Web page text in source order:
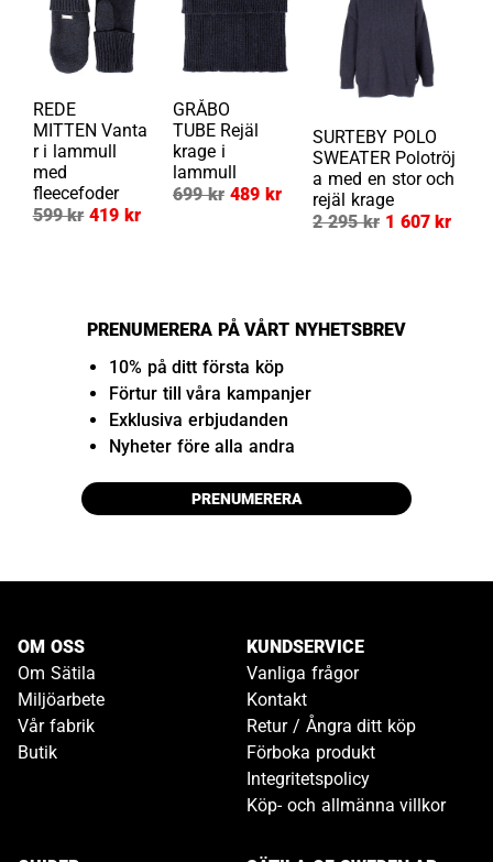
REDE
MITTEN Vanta
r i lammull
med
fleecefoder
419 kr
599 kr
GRÅBO
TUBE Rejäl
krage i
lammull
489 kr
699 kr
SURTEBY POLO
SWEATER Polotröj
a med en stor och
rejäl krage
1 607 kr
2 295 kr
PRENUMERERA PÅ VÅRT NYHETSBREV
10% på ditt första köp
Förtur till våra kampanjer
Exklusiva erbjudanden
Nyheter före alla andra
PRENUMERERA
OM OSS
Om Sätila
Miljöarbete
Vår fabrik
Butik
KUNDSERVICE
Vanliga frågor
Kontakt
Retur / Ångra ditt köp
Förboka produkt
Integritetspolicy
Köp- och allmänna villkor